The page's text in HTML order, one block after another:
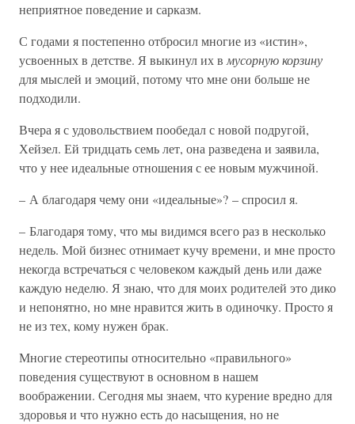
неприятное поведение и сарказм.
С годами я постепенно отбросил многие из «истин»,
усвоенных в детстве. Я выкинул их в мусорную корзину
для мыслей и эмоций, потому что мне они больше не
подходили.
Вчера я с удовольствием пообедал с новой подругой,
Хейзел. Ей тридцать семь лет, она разведена и заявила,
что у нее идеальные отношения с ее новым мужчиной.
– А благодаря чему они «идеальные»? – спросил я.
– Благодаря тому, что мы видимся всего раз в несколько
недель. Мой бизнес отнимает кучу времени, и мне просто
некогда встречаться с человеком каждый день или даже
каждую неделю. Я знаю, что для моих родителей это дико
и непонятно, но мне нравится жить в одиночку. Просто я
не из тех, кому нужен брак.
Многие стереотипы относительно «правильного»
поведения существуют в основном в нашем
воображении. Сегодня мы знаем, что курение вредно для
здоровья и что нужно есть до насыщения, но не